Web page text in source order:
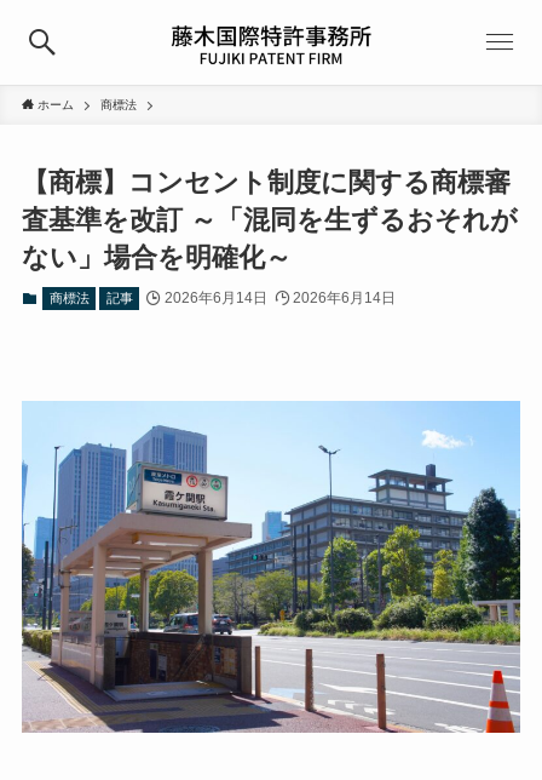
ホーム 商標法
【商標】コンセント制度に関する商標審
査基準を改訂 ～「混同を生ずるおそれが
ない」場合を明確化～
商標法 記事 2026年6月14日 2026年6月14日